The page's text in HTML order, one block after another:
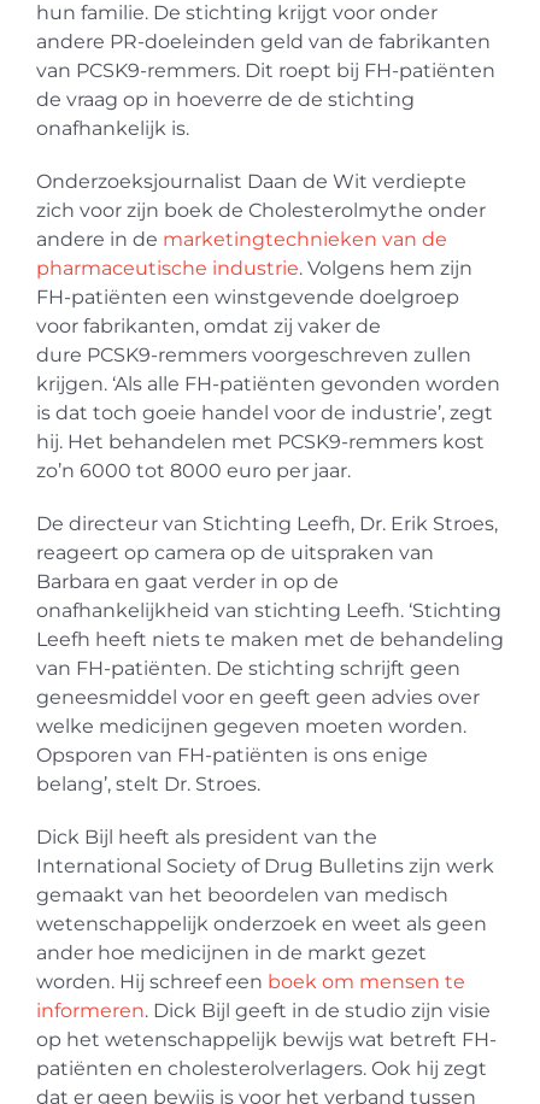
hun familie. De stichting krijgt voor onder
andere PR-doeleinden geld van de fabrikanten
van PCSK9-remmers. Dit roept bij FH-patiënten
de vraag op in hoeverre de de stichting
onafhankelijk is.
Onderzoeksjournalist Daan de Wit verdiepte
zich voor zijn boek de Cholesterolmythe onder
andere in de marketingtechnieken van de
pharmaceutische industrie. Volgens hem zijn
FH-patiënten een winstgevende doelgroep
voor fabrikanten, omdat zij vaker de
dure PCSK9-remmers voorgeschreven zullen
krijgen. ‘Als alle FH-patiënten gevonden worden
is dat toch goeie handel voor de industrie’, zegt
hij. Het behandelen met PCSK9-remmers kost
zo’n 6000 tot 8000 euro per jaar.
De directeur van Stichting Leefh, Dr. Erik Stroes,
reageert op camera op de uitspraken van
Barbara en gaat verder in op de
onafhankelijkheid van stichting Leefh. ‘Stichting
Leefh heeft niets te maken met de behandeling
van FH-patiënten. De stichting schrijft geen
geneesmiddel voor en geeft geen advies over
welke medicijnen gegeven moeten worden.
Opsporen van FH-patiënten is ons enige
belang’, stelt Dr. Stroes.
Dick Bijl heeft als president van the
International Society of Drug Bulletins zijn werk
gemaakt van het beoordelen van medisch
wetenschappelijk onderzoek en weet als geen
ander hoe medicijnen in de markt gezet
worden. Hij schreef een boek om mensen te
informeren. Dick Bijl geeft in de studio zijn visie
op het wetenschappelijk bewijs wat betreft FH-
patiënten en cholesterolverlagers. Ook hij zegt
dat er geen bewijs is voor het verband tussen